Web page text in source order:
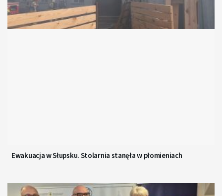
Ewakuacja w Słupsku. Stolarnia stanęła w płomieniach